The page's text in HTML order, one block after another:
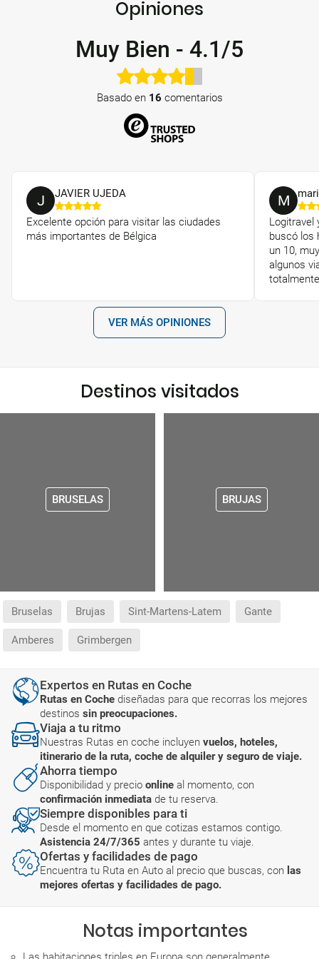
Opiniones
Muy Bien - 4.1/5
Basado en 16 comentarios
J JAVIER UJEDA
Excelente opción para visitar las ciudades
más importantes de Bélgica
M
Logitravel
buscó los
un 10,
algunos
VER MÁS OPINIONES
Destinos visitados
BRUSELAS BRUJAS
Bruselas Brujas Sint-Martens-Latem Gante
Amberes Grimbergen
Expertos en Rutas en Coche
Rutas en Coche diseñadas para que recorras los mejores
destinos sin preocupaciones.
Viaja a tu ritmo
Nuestras Rutas en coche incluyen vuelos, hoteles,
itinerario de la ruta, coche de alquiler y seguro de viaje.
Ahorra tiempo
Disponibilidad y precio online al momento, con
confirmación inmediata de tu reserva.
Siempre disponibles para ti
Desde el momento en que cotizas estamos contigo.
Asistencia 24/7/365 antes y durante tu viaje.
Ofertas y facilidades de pago
Encuentra tu Ruta en Auto al precio que buscas, con las
mejores ofertas y facilidades de pago.
Notas importantes